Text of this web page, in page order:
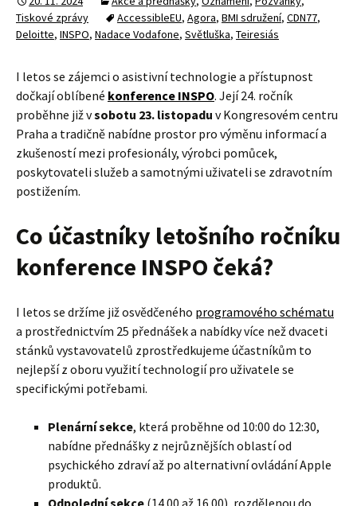
Tiskové zprávy
AccessibleEU, Agora, BMI sdružení, CDN77,
Deloitte, INSPO, Nadace Vodafone, Světluška, Teiresiás
I letos se zájemci o asistivní technologie a přístupnost
dočkají oblíbené konference INSPO. Její 24. ročník
proběhne již vsobotu 23. listopadu v Kongresovém centru
Praha a tradičně nabídne prostor pro výměnu informací a
zkušeností mezi profesionály, výrobci pomůcek,
poskytovateli služeb a samotnými uživateli se zdravotním
postižením.
Co účastníky letošního ročníku
konference INSPO čeká?
I letos se držíme již osvědčeného programového schématu
a prostřednictvím 25 přednášek a nabídky více než dvaceti
stánků vystavovatelů zprostředkujeme účastníkům to
nejlepší z oboru využití technologií pro uživatele se
specifickými potřebami.
Plenární sekce, která proběhne od 10:00 do 12:30,
nabídne přednášky z nejrůznějších oblastí od
psychického zdraví až po alternativní ovládání Apple
produktů.
Odpolední sekce (14.00 až 16.00), rozdělenou do